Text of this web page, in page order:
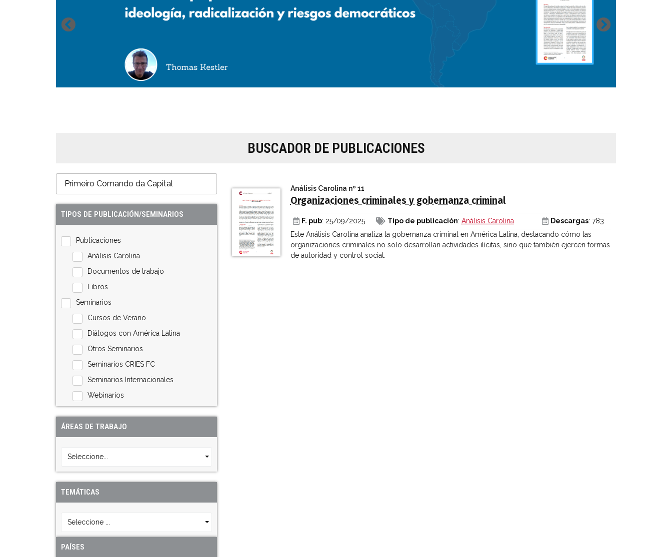
BUSCADOR DE PUBLICACIONES
TIPOS DE PUBLICACIÓN/SEMINARIOS
Publicaciones
Análisis Carolina
Documentos de trabajo
Libros
Seminarios
Cursos de Verano
Diálogos con América Latina
Otros Seminarios
Seminarios CRIES FC
Seminarios Internacionales
Webinarios
ÁREAS DE TRABAJO
Seleccione...
TEMÁTICAS
Seleccione ...
PAÍSES
Análisis Carolina nº 11
Organizaciones criminales y gobernanza criminal
F. pub: 25/09/2025 Tipo de publicación:Análisis Carolina Descargas: 783
Este Análisis Carolina analiza la gobernanza criminal en América Latina, destacando cómo las
organizaciones criminales no solo desarrollan actividades ilícitas, sino que también ejercen formas
de autoridad y control social.